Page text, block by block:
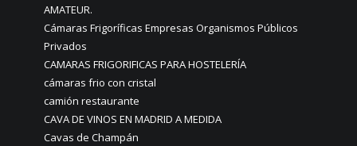
AMATEUR.
Cámaras Frigoríficas Empresas Organismos Públicos
Privados
CAMARAS FRIGORIFICAS PARA HOSTELERÍA
cámaras frio con cristal
camión restaurante
CAVA DE VINOS EN MADRID A MEDIDA
Cavas de Champán